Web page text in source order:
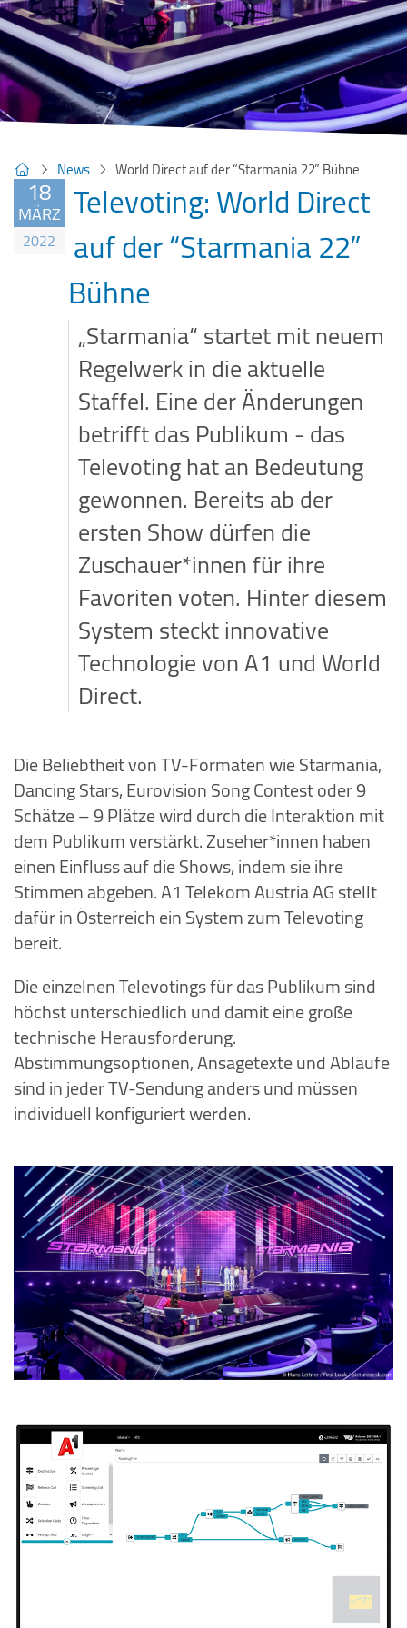
News World Direct auf der “Starmania 22” Bühne
18
MÄRZ
2022
Televoting: World Direct
auf der “Starmania 22”
Bühne
„Starmania“ startet mit neuem
Regelwerk in die aktuelle
Staffel. Eine der Änderungen
betrifft das Publikum - das
Televoting hat an Bedeutung
gewonnen. Bereits ab der
ersten Show dürfen die
Zuschauer*innen für ihre
Favoriten voten. Hinter diesem
System steckt innovative
Technologie von A1 und World
Direct.
Die Beliebtheit von TV-Formaten wie Starmania,
Dancing Stars, Eurovision Song Contest oder 9
Schätze – 9 Plätze wird durch die Interaktion mit
dem Publikum verstärkt. Zuseher*innen haben
einen Einfluss auf die Shows, indem sie ihre
Stimmen abgeben. A1 Telekom Austria AG stellt
dafür in Österreich ein System zum Televoting
bereit.
Die einzelnen Televotings für das Publikum sind
höchst unterschiedlich und damit eine große
technische Herausforderung.
Abstimmungsoptionen, Ansagetexte und Abläufe
sind in jeder TV-Sendung anders und müssen
individuell konfiguriert werden.